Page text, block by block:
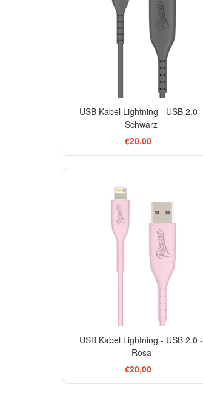
USB Kabel Lightning - USB 2.0 -
Schwarz
€20,00
USB Kabel Lightning - USB 2.0 -
Rosa
€20,00